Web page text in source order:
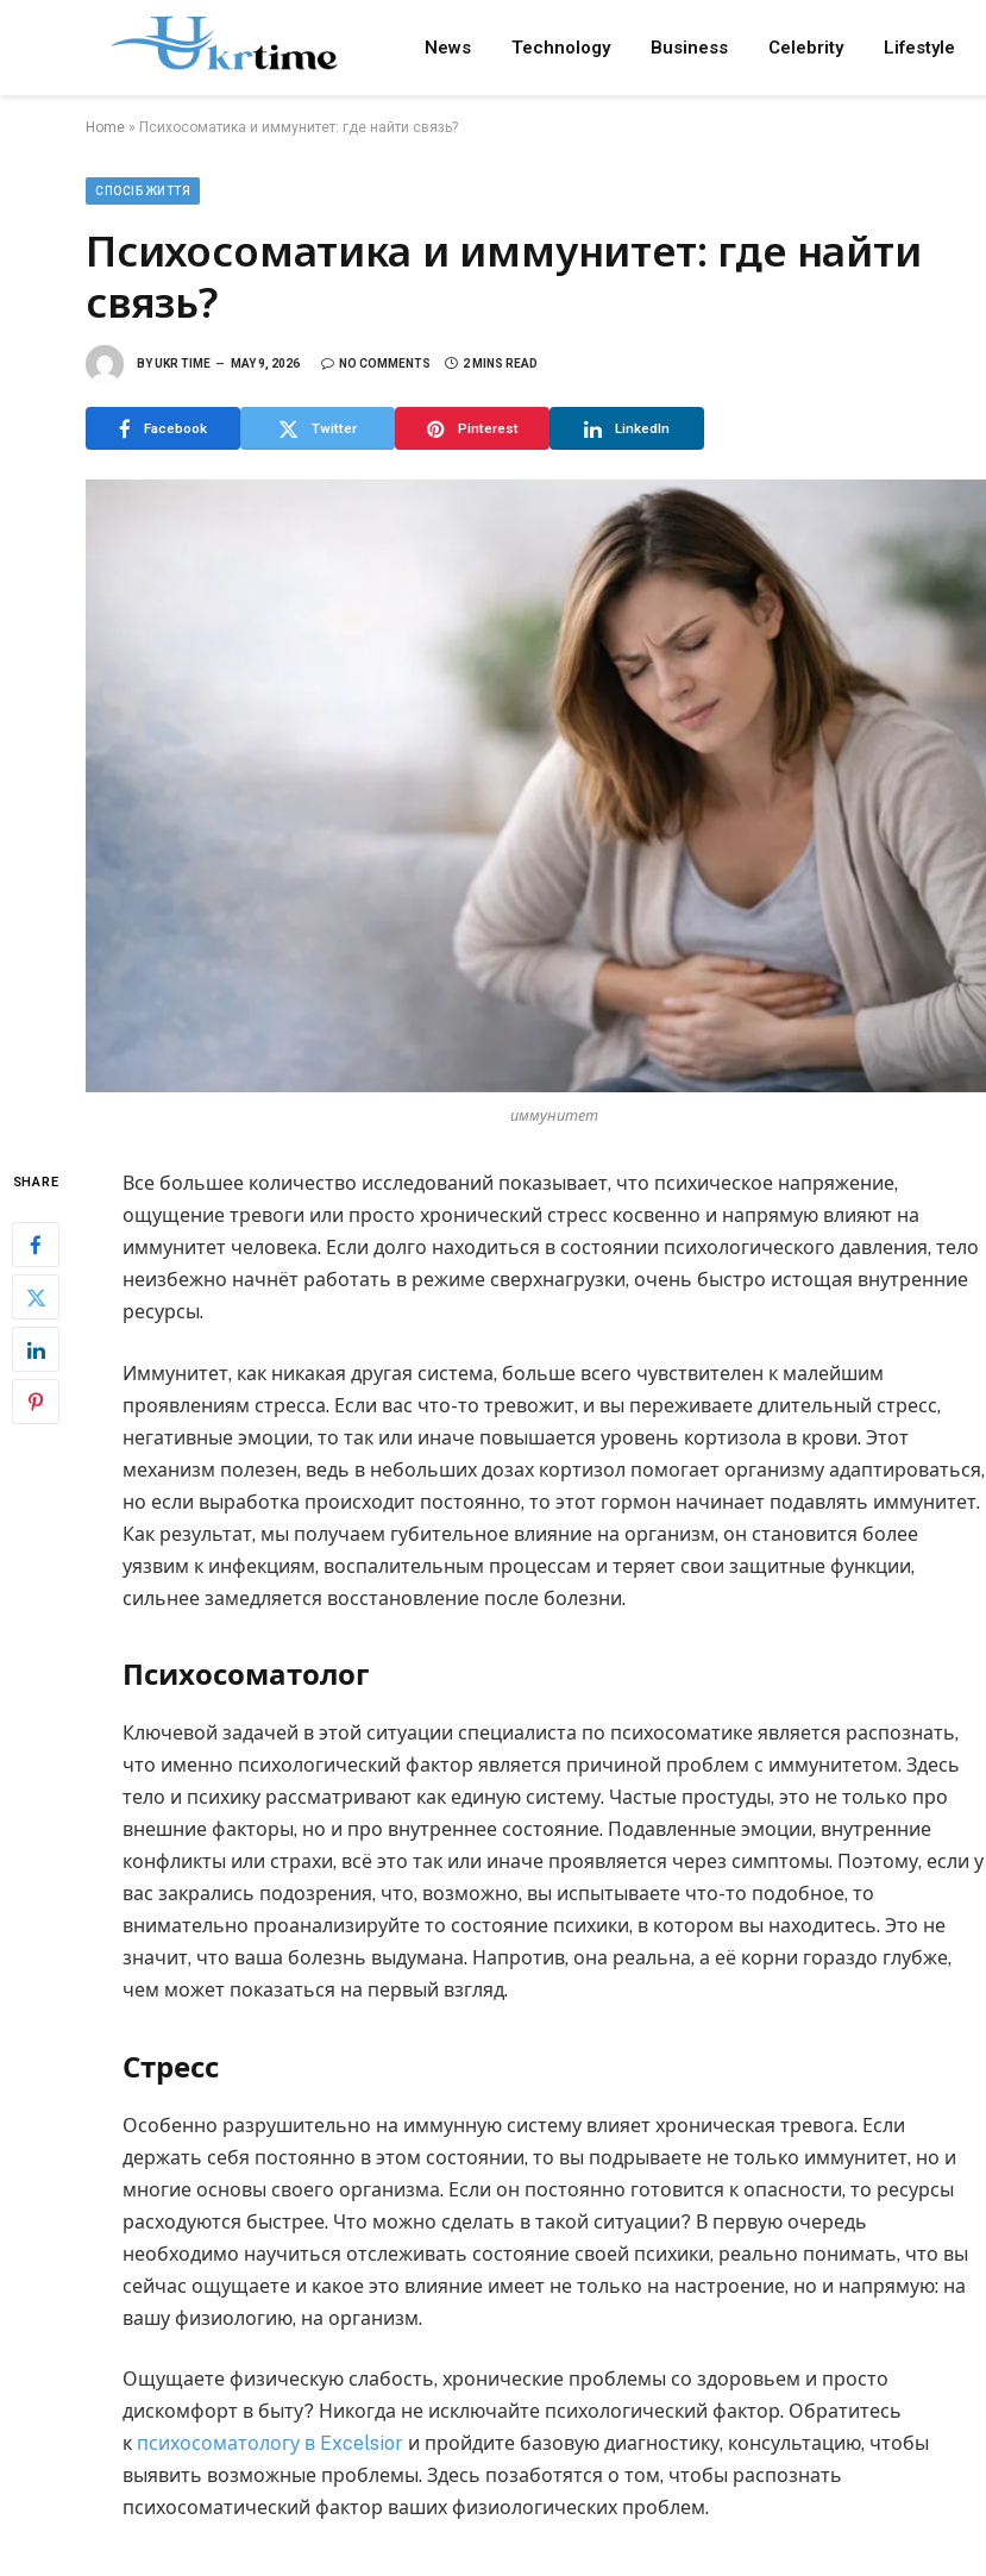
News Technology Business Celebrity Lifestyle
Home » Психосоматика и иммунитет: где найти связь?
СПОСІБ ЖИТТЯ
Психосоматика и иммунитет: где найти
связь?
BYUKR TIME MAY 9, 2026 NO COMMENTS 2 MINS READ
Facebook Twitter Pinterest LinkedIn
иммунитет
SHARE
Все большее количество исследований показывает, что психическое напряжение,
ощущение тревоги или просто хронический стресс косвенно и напрямую влияют на
иммунитет человека. Если долго находиться в состоянии психологического давления, тело
неизбежно начнёт работать в режиме сверхнагрузки, очень быстро истощая внутренние
ресурсы.
Иммунитет, как никакая другая система, больше всего чувствителен к малейшим
проявлениям стресса. Если вас что-то тревожит, и вы переживаете длительный стресс,
негативные эмоции, то так или иначе повышается уровень кортизола в крови. Этот
механизм полезен, ведь в небольших дозах кортизол помогает организму адаптироваться,
но если выработка происходит постоянно, то этот гормон начинает подавлять иммунитет.
Как результат, мы получаем губительное влияние на организм, он становится более
уязвим к инфекциям, воспалительным процессам и теряет свои защитные функции,
сильнее замедляется восстановление после болезни.
Психосоматолог
Ключевой задачей в этой ситуации специалиста по психосоматике является распознать,
что именно психологический фактор является причиной проблем с иммунитетом. Здесь
тело и психику рассматривают как единую систему. Частые простуды, это не только про
внешние факторы, но и про внутреннее состояние. Подавленные эмоции, внутренние
конфликты или страхи, всё это так или иначе проявляется через симптомы. Поэтому, если у
вас закрались подозрения, что, возможно, вы испытываете что-то подобное, то
внимательно проанализируйте то состояние психики, в котором вы находитесь. Это не
значит, что ваша болезнь выдумана. Напротив, она реальна, а её корни гораздо глубже,
чем может показаться на первый взгляд.
Стресс
Особенно разрушительно на иммунную систему влияет хроническая тревога. Если
держать себя постоянно в этом состоянии, то вы подрываете не только иммунитет, но и
многие основы своего организма. Если он постоянно готовится к опасности, то ресурсы
расходуются быстрее. Что можно сделать в такой ситуации? В первую очередь
необходимо научиться отслеживать состояние своей психики, реально понимать, что вы
сейчас ощущаете и какое это влияние имеет не только на настроение, но и напрямую: на
вашу физиологию, на организм.
Ощущаете физическую слабость, хронические проблемы со здоровьем и просто
дискомфорт в быту? Никогда не исключайте психологический фактор. Обратитесь
к психосоматологу в Excelsior и пройдите базовую диагностику, консультацию, чтобы
выявить возможные проблемы. Здесь позаботятся о том, чтобы распознать
психосоматический фактор ваших физиологических проблем.